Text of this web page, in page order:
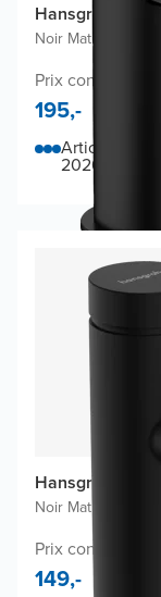
Hansgrohe
Noir Mat|
Prix conseillé
195,-
Article sur
2026
Hansgrohe
Noir Mat|
Prix conseillé
149,-